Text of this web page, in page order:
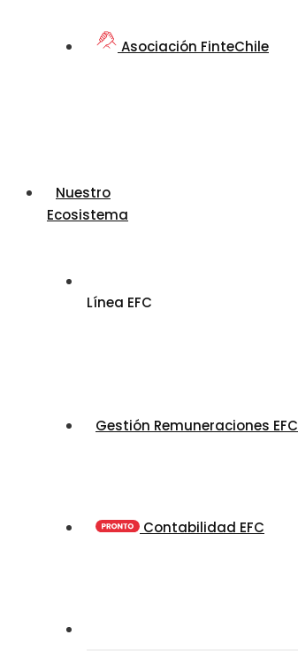
Asociación FinteChile
Nuestro
Ecosistema
Línea EFC
Gestión Remuneraciones EFC
Contabilidad EFC